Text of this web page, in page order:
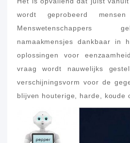
wordt geprobeerd
Menswetenschappers
namaakmensjes dankbaar in
oplossingen voor
vraag wordt nauwelijks
verschijningsvorm voor de
blijven houterige, harde, koude